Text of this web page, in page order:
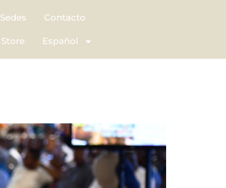
Sedes Contacto
Store Español